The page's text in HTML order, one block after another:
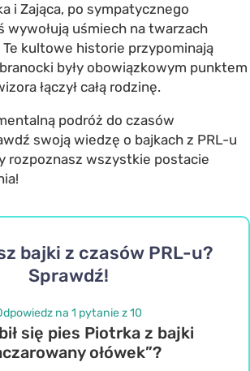
i Zająca, po sympatycznego
wywołują uśmiech na twarzach
Te kultowe historie przypominają
były obowiązkowym punktem
łączył całą rodzinę.
podróż do czasów
swoją wiedzę o bajkach z PRL-u
rozpoznasz wszystkie postacie
bajki z czasów PRL-u?
Sprawdź!
na 1 pytanie z 10
się pies Piotrka z bajki
ołówek”?